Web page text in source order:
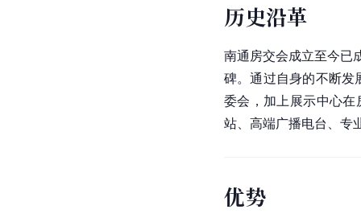
历史沿革
南通房交会成立至今已
碑。通过自身的不断
委会，加上展示中心
站 、高端广播电台、
优势